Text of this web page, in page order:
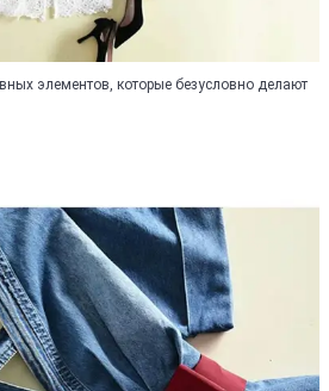
элементов, которые безусловно делают